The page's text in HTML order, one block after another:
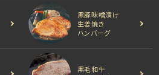
黒豚味噌漬け
生姜焼き
ハンバーグ
黒毛和牛